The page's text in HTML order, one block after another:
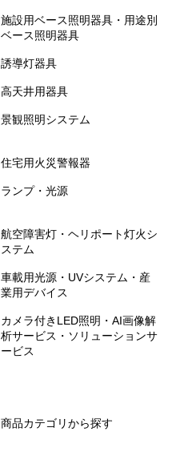
施設用ベース照明器具・用途別
ベース照明器具
誘導灯器具
高天井用器具
景観照明システム
住宅用火災警報器
ランプ・光源
航空障害灯・ヘリポート灯火シ
ステム
車載用光源・UVシステム・産
業用デバイス
カメラ付きLED照明・AI画像解
析サービス・ソリューションサ
ービス
商品カテゴリから探す